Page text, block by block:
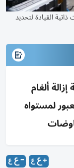
القيادة لتحديد
ألغام
لمستواه